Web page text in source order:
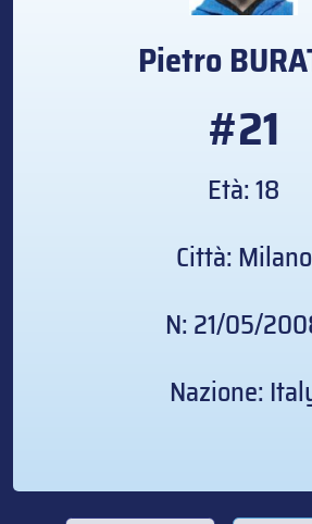
Pietro
#21
Età: 18
Città: Milano
N: 21/05/
Nazione: